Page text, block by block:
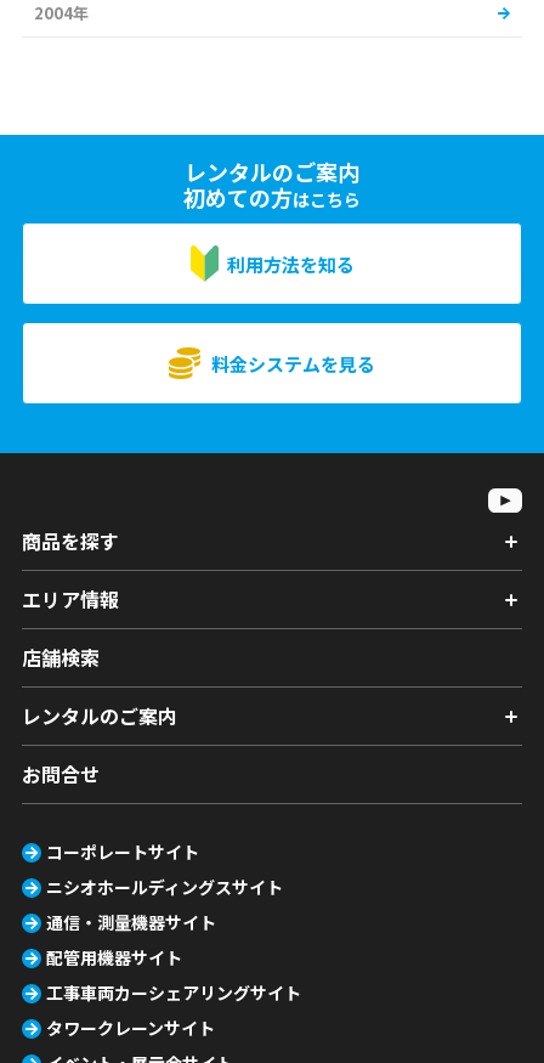
2004年
レンタルのご案内
初めての方はこちら
利用方法を知る
料金システムを見る
商品を探す
エリア情報
店舗検索
レンタルのご案内
お問合せ
コーポレートサイト
ニシオホールディングスサイト
通信・測量機器サイト
配管用機器サイト
工事車両カーシェアリングサイト
タワークレーンサイト